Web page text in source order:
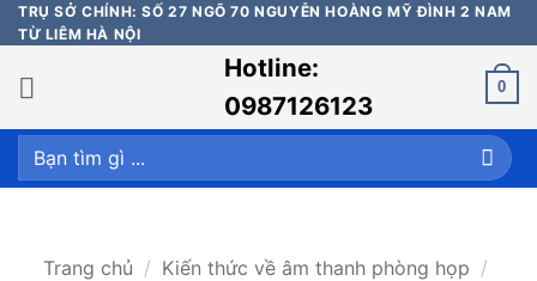
Bỏ
qua
nội
dung
TRỤ SỞ CHÍNH: SỐ 27 NGÕ 70 NGUYỄN HOÀNG MỸ ĐÌNH 2 NAM
TỪ LIÊM HÀ NỘI
Hotline:
0987126123
0
Tìm
kiếm:
Trang chủ / Kiến thức về âm thanh phòng họp /